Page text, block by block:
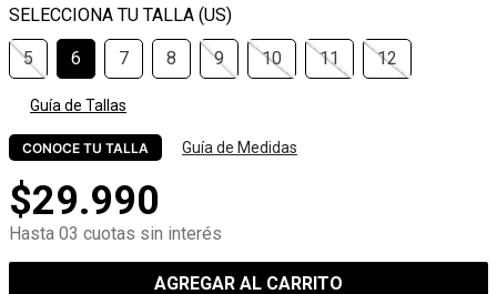
5 6 7 8 9 10 11 12
Guía de Tallas
CONOCE TU TALLA Guía de Medidas
$29.990
Hasta 03 cuotas sin interés
AGREGAR AL CARRITO